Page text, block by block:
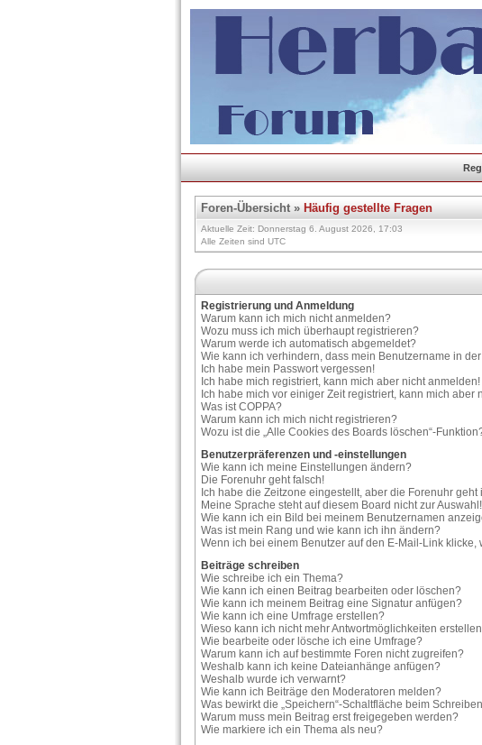
Foren-Übersicht» Häufig gestellte Fragen
Aktuelle Zeit: Donnerstag 6. August 2026, 17:03
Alle Zeiten sind UTC
Registrierung und Anmeldung
Warum kann ich mich nicht anmelden?
Wozu muss ich mich überhaupt registrieren?
Warum werde ich automatisch abgemeldet?
Wie kann ich verhindern, dass mein Benutzername in
Ich habe mein Passwort vergessen!
Ich habe mich registriert, kann mich aber nicht anmelden!
Ich habe mich vor einiger Zeit registriert, kann mich aber
Was ist COPPA?
Warum kann ich mich nicht registrieren?
Wozu ist die „Alle Cookies des Boards löschen“-
Benutzerpräferenzen und -einstellungen
Wie kann ich meine Einstellungen ändern?
Die Forenuhr geht falsch!
Ich habe die Zeitzone eingestellt, aber die Forenuhr geht
Meine Sprache steht auf diesem Board nicht zur Auswahl!
Wie kann ich ein Bild bei meinem Benutzernamen
Was ist mein Rang und wie kann ich ihn ändern?
Wenn ich bei einem Benutzer auf den E-Mail-Link
Beiträge schreiben
Wie schreibe ich ein Thema?
Wie kann ich einen Beitrag bearbeiten oder löschen?
Wie kann ich meinem Beitrag eine Signatur anfügen?
Wie kann ich eine Umfrage erstellen?
Wieso kann ich nicht mehr Antwortmöglichkeiten
Wie bearbeite oder lösche ich eine Umfrage?
Warum kann ich auf bestimmte Foren nicht zugreifen?
Weshalb kann ich keine Dateianhänge anfügen?
Weshalb wurde ich verwarnt?
Wie kann ich Beiträge den Moderatoren melden?
Was bewirkt die „Speichern“-Schaltfläche beim
Warum muss mein Beitrag erst freigegeben werden?
Wie markiere ich ein Thema als neu?